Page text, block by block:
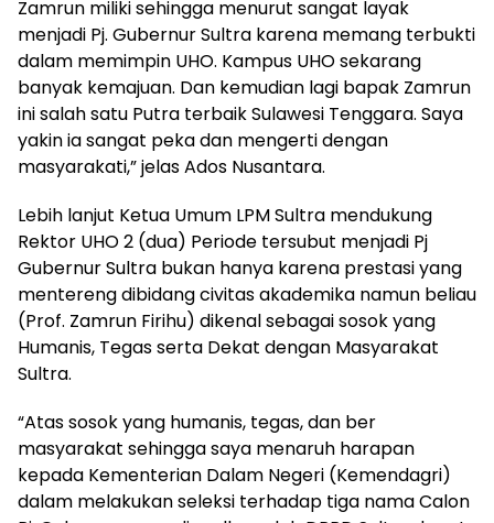
Zamrun miliki sehingga menurut sangat layak
menjadi Pj. Gubernur Sultra karena memang terbukti
dalam memimpin UHO. Kampus UHO sekarang
banyak kemajuan. Dan kemudian lagi bapak Zamrun
ini salah satu Putra terbaik Sulawesi Tenggara. Saya
yakin ia sangat peka dan mengerti dengan
masyarakati,” jelas Ados Nusantara.
Lebih lanjut Ketua Umum LPM Sultra mendukung
Rektor UHO 2 (dua) Periode tersubut menjadi Pj
Gubernur Sultra bukan hanya karena prestasi yang
mentereng dibidang civitas akademika namun beliau
(Prof. Zamrun Firihu) dikenal sebagai sosok yang
Humanis, Tegas serta Dekat dengan Masyarakat
Sultra.
“Atas sosok yang humanis, tegas, dan ber
masyarakat sehingga saya menaruh harapan
kepada Kementerian Dalam Negeri (Kemendagri)
dalam melakukan seleksi terhadap tiga nama Calon